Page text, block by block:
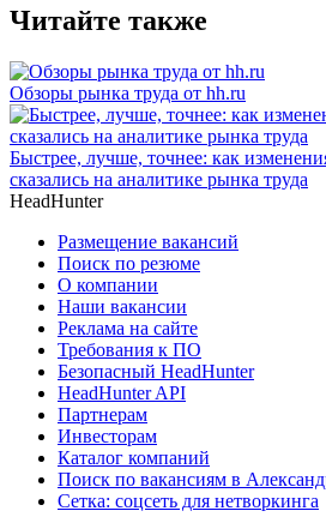
Читайте также
Обзоры рынка труда от hh.ru
Быстрее, лучше, точнее: как
сказались на аналитике рынка труда
HeadHunter
Размещение вакансий
Поиск по резюме
О компании
Наши вакансии
Реклама на сайте
Требования к ПО
Безопасный HeadHunter
HeadHunter API
Партнерам
Инвесторам
Каталог компаний
Поиск по вакансиям в
Сетка: соцсеть для нетворкинга